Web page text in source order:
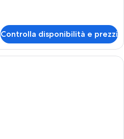
Controlla disponibilità e prezzi
Una camera d'albergo con un letto,